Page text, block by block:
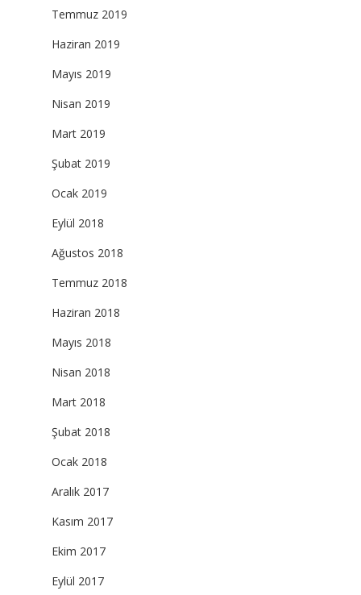
Temmuz 2019
Haziran 2019
Mayıs 2019
Nisan 2019
Mart 2019
Şubat 2019
Ocak 2019
Eylül 2018
Ağustos 2018
Temmuz 2018
Haziran 2018
Mayıs 2018
Nisan 2018
Mart 2018
Şubat 2018
Ocak 2018
Aralık 2017
Kasım 2017
Ekim 2017
Eylül 2017